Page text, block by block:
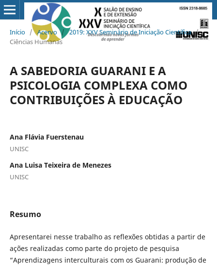
Início / Acervo / 2019: XXV Seminário de Iniciação Científica /
Ciências Humanas
A SABEDORIA GUARANI E A
PSICOLOGIA COMPLEXA COMO
CONTRIBUIÇÕES À EDUCAÇÃO
Ana Flávia Fuerstenau
UNISC
Ana Luisa Teixeira de Menezes
UNISC
Resumo
Apresentarei nesse trabalho as reflexões obtidas a partir de
ações realizadas como parte do projeto de pesquisa
“Aprendizagens interculturais com os Guarani: produção de